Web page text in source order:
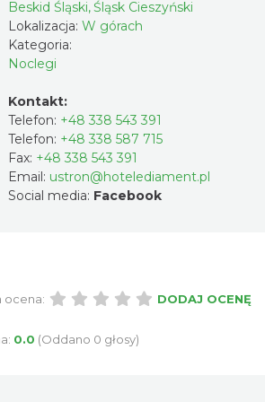
Beskid Śląski, Śląsk Cieszyński
Lokalizacja: W górach
Kategoria:
Noclegi
Kontakt:
Telefon: +48 338 543 391
Telefon: +48 338 587 715
Fax: +48 338 543 391
Email: ustron@hotelediament.pl
Social media: Facebook
ocena: DODAJ OCENĘ
0.0 (Oddano 0 głosy)